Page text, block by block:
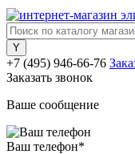
+7 (495) 946-66-76
Заказать звонок
Ваше сообщение
Ваш телефон*